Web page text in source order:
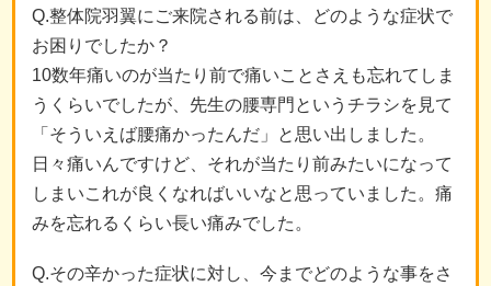
Q.整体院羽翼にご来院される前は、どのような症状で
お困りでしたか？
10数年痛いのが当たり前で痛いことさえも忘れてしま
うくらいでしたが、先生の腰専門というチラシを見て
「そういえば腰痛かったんだ」と思い出しました。
日々痛いんですけど、それが当たり前みたいになって
しまいこれが良くなればいいなと思っていました。痛
みを忘れるくらい長い痛みでした。
Q.その辛かった症状に対し、今までどのような事をさ